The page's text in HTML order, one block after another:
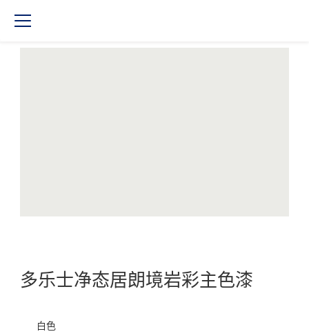
多乐士净态居朗境岩彩主色漆
白色